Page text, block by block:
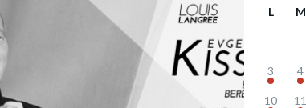
L M
3 4
10 11